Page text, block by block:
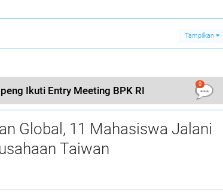
Tampilkan
Ikuti Entry Meeting BPK RI
0
Global, 11 Mahasiswa Jalani
Taiwan